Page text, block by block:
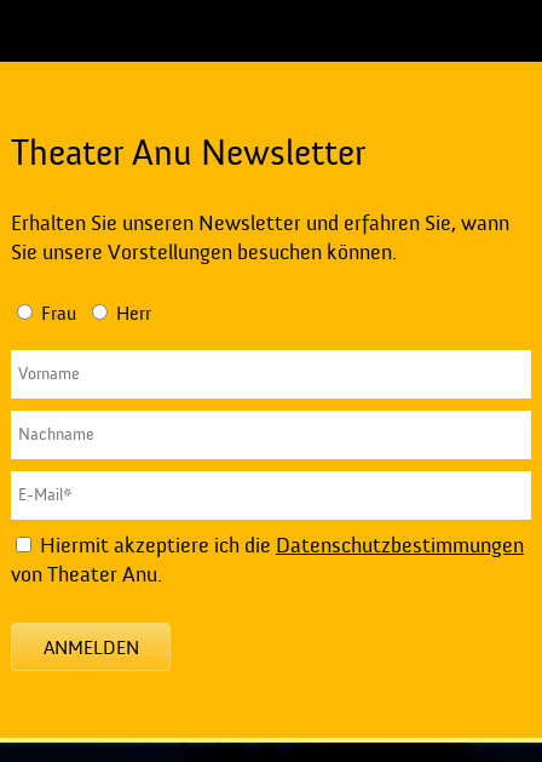
Theater Anu Newsletter
Erhalten Sie unseren Newsletter und erfahren Sie, wann
Sie unsere Vorstellungen besuchen können.
Frau Herr
Hiermit akzeptiere ich die Datenschutzbestimmungen
von Theater Anu.
ANMELDEN